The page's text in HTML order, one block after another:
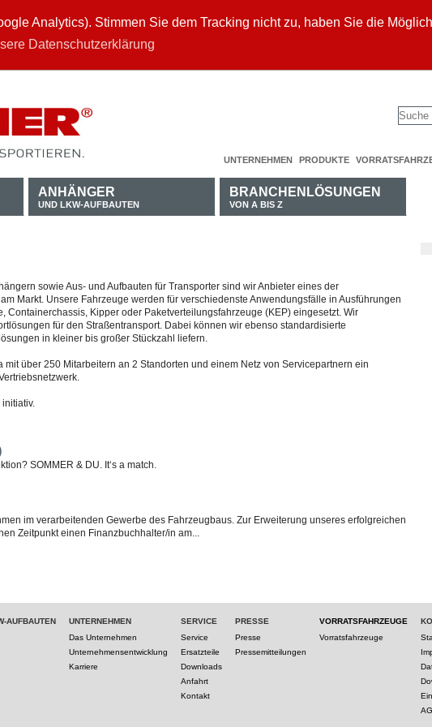
Analytics). Stimmen Sie dem Tracking nicht zu, haben Sie die
Datenschutzerklärung
UNTERNEHMEN PRODUKTE
ANHÄNGER
UND LKW-AUFBAUTEN
BRANCHENLÖSUNGEN
VON A BIS Z
sowie Aus- und Aufbauten für Transporter sind wir Anbieter eines der
Markt. Unsere Fahrzeuge werden für verschiedenste Anwendungsfälle in Ausführungen
Containerchassis, Kipper oder Paketverteilungsfahrzeuge (KEP) eingesetzt. Wir
für den Straßentransport. Dabei können wir ebenso standardisierte
in kleiner bis großer Stückzahl liefern.
über 250 Mitarbeitern an 2 Standorten und einem Netz von Servicepartnern ein
SOMMER & DU. It‘s a match.
im verarbeitenden Gewerbe des Fahrzeugbaus. Zur Erweiterung unseres erfolgreichen
Zeitpunkt einen Finanzbuchhalter/in am...
AUFBAUTEN
UNTERNEHMEN
Das Unternehmen
Unternehmensentwicklung
Karriere
SERVICE
Service
Ersatzteile
Downloads
Anfahrt
Kontakt
PRESSE
Presse
Pressemitteilungen
VORRATSFAHRZEUGE
Vorratsfahrzeuge